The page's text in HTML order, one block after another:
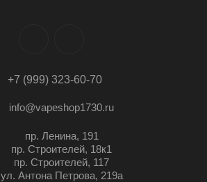
+7 (999) 323-60-70
info@vapeshop1730.ru
пр. Ленина, 191
пр. Строителей, 18к1
пр. Строителей, 117
ул. Антона Петрова, 219а